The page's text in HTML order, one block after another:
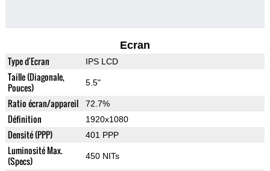
Ecran
Type d'Ecran IPS LCD
Taille (Diagonale,
Pouces)
5.5"
Ratio écran/appareil 72.7%
Définition 1920x1080
Densité (PPP) 401 PPP
Luminosité Max.
(Specs)
450 NITs